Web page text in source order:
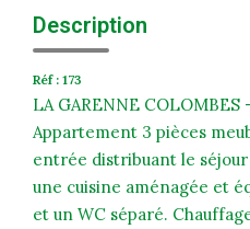
Extranet Syndic
Description
Réf : 173
LA GARENNE
Appartement 3 pièces
entrée distribuant le séjour
une cuisine aménagée et
et un WC séparé.